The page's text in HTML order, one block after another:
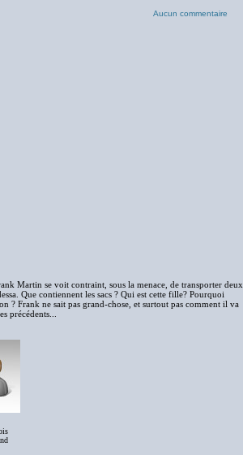
Aucun commentaire
Martin se voit contraint, sous la menace, de transporter deux
Que contiennent les sacs ? Qui est cette fille? Pourquoi
? Frank ne sait pas grand-chose, et surtout pas comment il va
précédents...